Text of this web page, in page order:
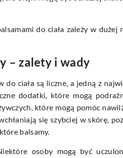
do ciała zależy w
– zalety i wady
ciała są liczne, a jedną z
dodatki, które mogą
które mogą pomóc
się szybciej w skórę,
balsamy.
osoby mogą być